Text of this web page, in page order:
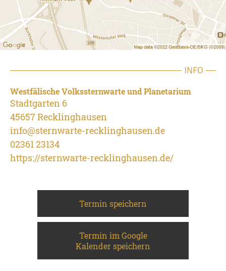
INFO
Westfälische Volkssternwarte und Planetarium
Stadtgarten 6
45657 Recklinghausen
info@sternwarte-recklinghausen.de
02361 23134
https://sternwarte-recklinghausen.de/
Termin speichern
Termin im Google
Kalender speichern